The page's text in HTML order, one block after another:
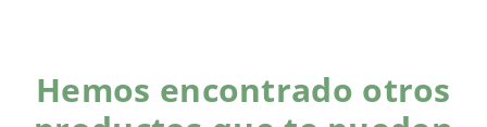
Hemos encontrado otros